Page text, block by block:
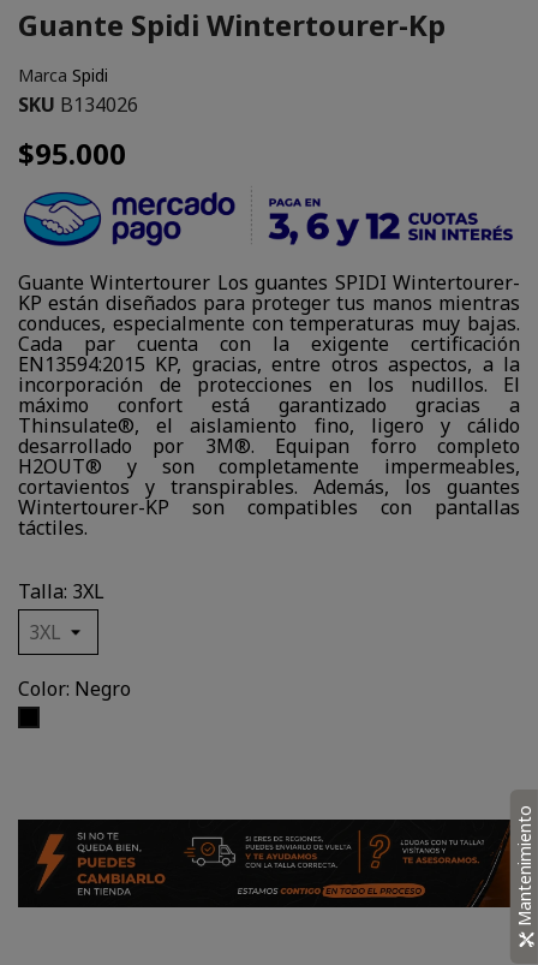
Guante Spidi Wintertourer-Kp
Marca Spidi
SKU B134026
$95.000
Guante Wintertourer Los guantes SPIDI Wintertourer-
KP están diseñados para proteger tus manos mientras
conduces, especialmente con temperaturas muy bajas.
Cada par cuenta con la exigente certificación
EN13594:2015 KP, gracias, entre otros aspectos, a la
incorporación de protecciones en los nudillos. El
máximo confort está garantizado gracias a
Thinsulate®, el aislamiento fino, ligero y cálido
desarrollado por 3M®. Equipan forro completo
H2OUT® y son completamente impermeables,
cortavientos y transpirables. Además, los guantes
Wintertourer-KP son compatibles con pantallas
táctiles.
Talla: 3XL
Color: Negro
Mantenimiento